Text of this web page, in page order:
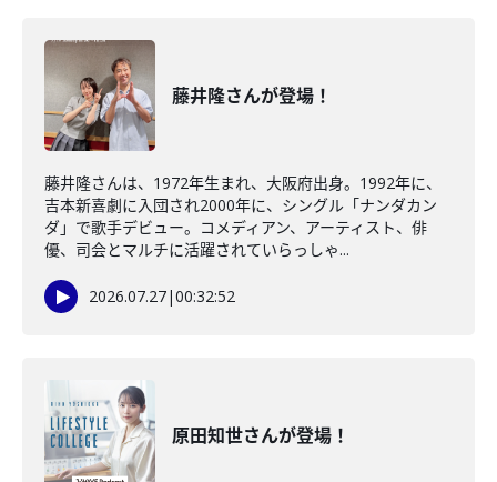
藤井隆さんが登場！
藤井隆さんは、1972年生まれ、大阪府出身。1992年に、
吉本新喜劇に入団され2000年に、シングル「ナンダカン
ダ」で歌手デビュー。コメディアン、アーティスト、俳
優、司会とマルチに活躍されていらっしゃ...
2026.07.27|00:32:52
原田知世さんが登場！